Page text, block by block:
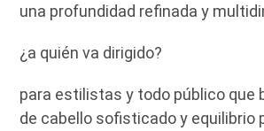
una profundidad refinada y
¿a quién va dirigido?
para estilistas y todo público que
de cabello sofisticado y equilibrio